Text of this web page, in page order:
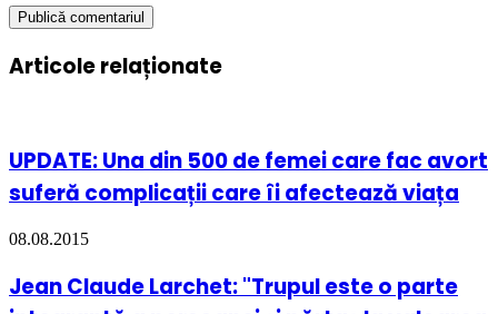
Articole relaționate
UPDATE: Una din 500 de femei care fac avort
suferă complicații care îi afectează viața
08.08.2015
Jean Claude Larchet: "Trupul este o parte